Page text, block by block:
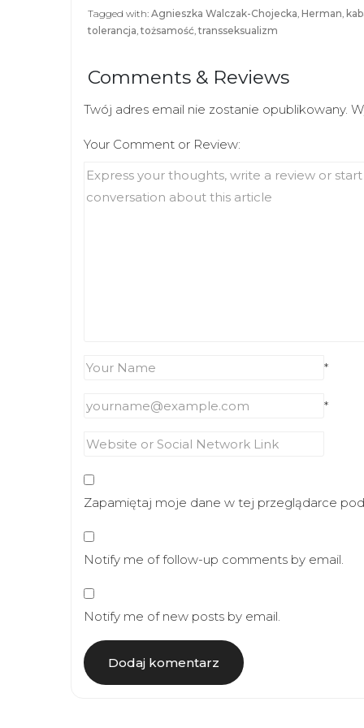
t
t
e
p
e
s
i
n
w
w
i
n
e
o
O
p
n
s
n
e
w
w
i
Tagged with: Agnieszka Walczak-Chojecka Herman
tolerancja ,tożsamość ,transseksualizm
Comments & Reviews
Twój adres email nie zostanie opublikowany.
Your Comment or Review:
*
*
Zapamiętaj moje dane w tej przeglądarce
Notify me of follow-up comments by email.
Notify me of new posts by email.